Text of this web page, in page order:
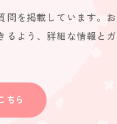
問を掲載しています。お
るよう、詳細な情報とガ
ちら